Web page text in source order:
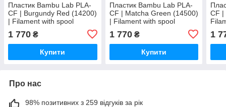
Пластик Bambu Lab PLA-
CF | Burgundy Red (14200)
| Filament with spool
1 770 ₴
Купити
Пластик Bambu Lab PLA-
CF | Matcha Green (14500)
| Filament with spool
1 770₴
Купити
CF |
1
Про нас
98% позитивних з 259 відгуків за рік